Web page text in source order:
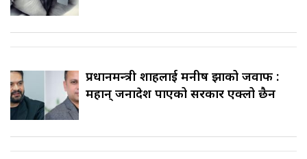
प्रधानमन्त्री शाहलाई मनीष झाको जवाफ :
महान् जनादेश पाएको सरकार एक्लो छैन